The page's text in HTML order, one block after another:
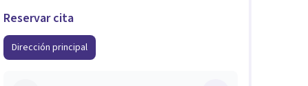
Reservar cita
Dirección principal